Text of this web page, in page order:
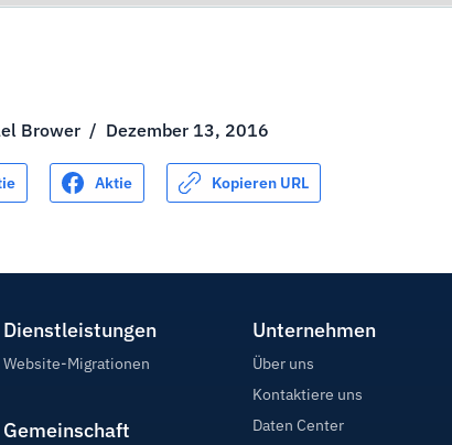
Brower / Dezember 13, 2016
Aktie Kopieren URL
Dienstleistungen
Website-Migrationen
Gemeinschaft
Unternehmen
Über uns
Kontaktiere uns
Daten Center